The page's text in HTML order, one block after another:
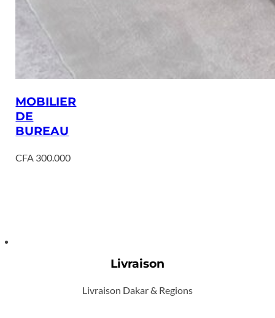
MOBILIER
DE
BUREAU
CFA 300.000
Livraison
Livraison Dakar & Regions